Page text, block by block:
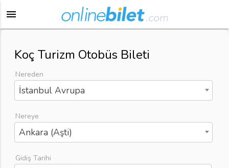
menu
Koç Turizm Otobüs Bileti
Nereden
İstanbul Avrupa
Nereye
Ankara (Aşti)
Gidiş Tarihi